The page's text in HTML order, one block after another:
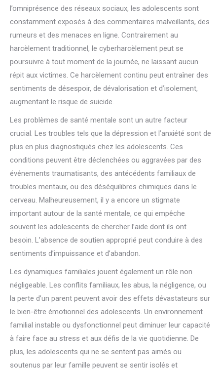
l’omniprésence des réseaux sociaux, les adolescents sont
constamment exposés à des commentaires malveillants, des
rumeurs et des menaces en ligne. Contrairement au
harcèlement traditionnel, le cyberharcèlement peut se
poursuivre à tout moment de la journée, ne laissant aucun
répit aux victimes. Ce harcèlement continu peut entraîner des
sentiments de désespoir, de dévalorisation et d’isolement,
augmentant le risque de suicide.
Les problèmes de santé mentale sont un autre facteur
crucial. Les troubles tels que la dépression et l’anxiété sont de
plus en plus diagnostiqués chez les adolescents. Ces
conditions peuvent être déclenchées ou aggravées par des
événements traumatisants, des antécédents familiaux de
troubles mentaux, ou des déséquilibres chimiques dans le
cerveau. Malheureusement, il y a encore un stigmate
important autour de la santé mentale, ce qui empêche
souvent les adolescents de chercher l’aide dont ils ont
besoin. L’absence de soutien approprié peut conduire à des
sentiments d’impuissance et d’abandon.
Les dynamiques familiales jouent également un rôle non
négligeable. Les conflits familiaux, les abus, la négligence, ou
la perte d’un parent peuvent avoir des effets dévastateurs sur
le bien-être émotionnel des adolescents. Un environnement
familial instable ou dysfonctionnel peut diminuer leur capacité
à faire face au stress et aux défis de la vie quotidienne. De
plus, les adolescents qui ne se sentent pas aimés ou
soutenus par leur famille peuvent se sentir isolés et